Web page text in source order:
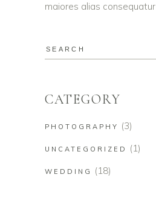
maiores alias consequatur
CATEGORY
PHOTOGRAPHY (3)
UNCATEGORIZED (1)
WEDDING (18)